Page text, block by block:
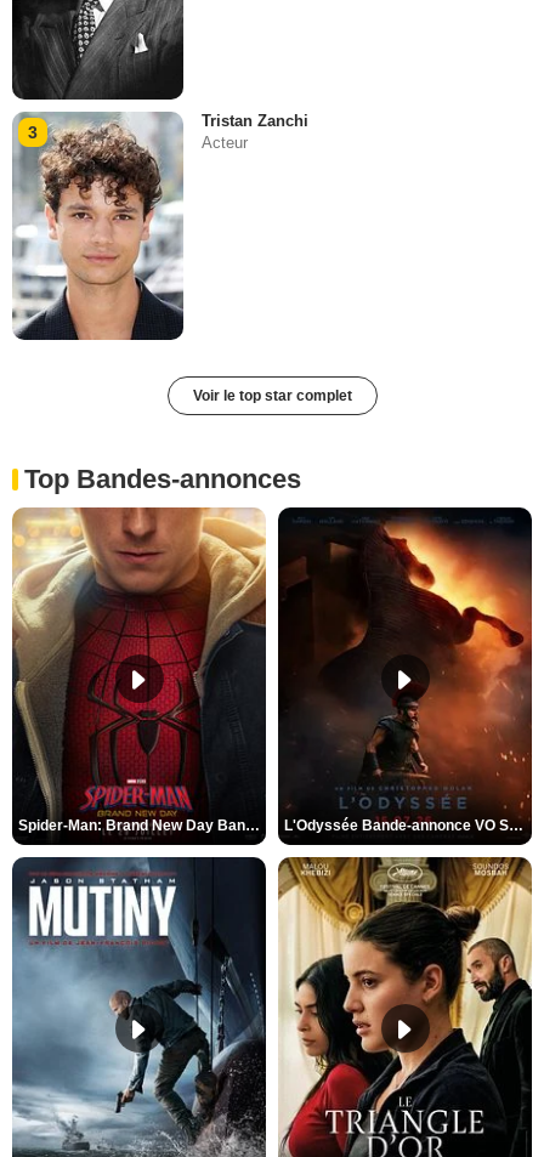
3
Tristan Zanchi
Acteur
Voir le top star complet
Top Bandes-annonces
Spider-Man: Brand New Day Bande-annonce VO STFR L'Odyssée Bande-annonce VO STFR